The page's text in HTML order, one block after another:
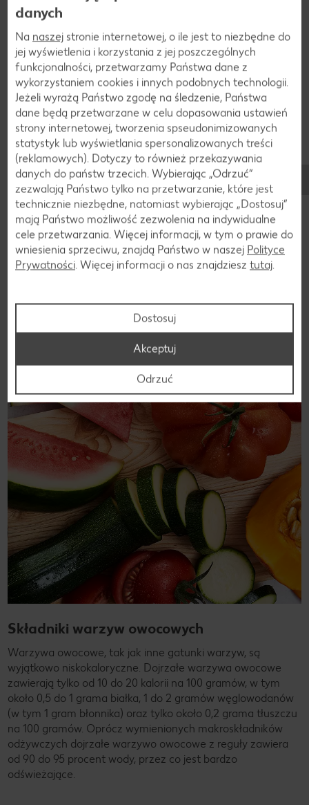
Dowiedz się więcej
Arbuz
przyjemnie słodki smak.
Dowiedz się więcej
Składniki warzyw owocowych
Warzywa owocowe, tak jak inne gatunki warzyw, są
wyjątkowo niskokaloryczne. Dojrzałe warzywa owocowe
zawierają tylko od 10 do 20 kalorii na 100 gramów, w tym
około 0,5 do 1 grama białka, 1 do 2 gramów węglowodanów
(w tym 1 gram błonnika) oraz tylko około 0,2 grama tłuszczu
na 100 gramów. Oprócz wymienionych makroskładników
odżywczych dojrzałe warzywo owocowe z reguły zawiera
od 90 do 95 procent wody, przez co jest bardzo
odświeżające.
danych
Na naszej stronie internetowej, o ile jest to niezbędne do
jej wyświetlenia i korzystania z jej poszczególnych
funkcjonalności, przetwarzamy Państwa dane z
wykorzystaniem cookies i innych podobnych technologii.
Jeżeli wyrażą Państwo zgodę na śledzenie, Państwa
dane będą przetwarzane w celu dopasowania ustawień
strony internetowej, tworzenia spseudonimizowanych
statystyk lub wyświetlania spersonalizowanych treści
(reklamowych). Dotyczy to również przekazywania
danych do państw trzecich. Wybierając „Odrzuć“
zezwalają Państwo tylko na przetwarzanie, które jest
technicznie niezbędne, natomiast wybierając „Dostosuj”
mają Państwo możliwość zezwolenia na indywidualne
cele przetwarzania. Więcej informacji, w tym o prawie do
wniesienia sprzeciwu, znajdą Państwo w naszej Polityce
Prywatności. Więcej informacji o nas znajdziesz tutaj.
Dostosuj
Odrzuć
Akceptuj